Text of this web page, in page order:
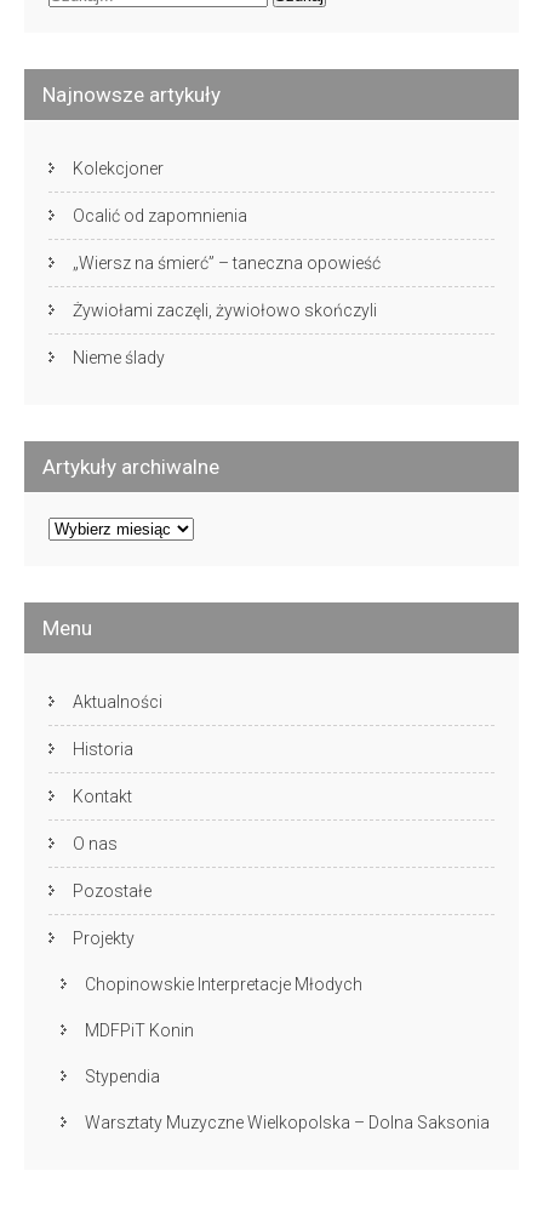
Najnowsze artykuły
Kolekcjoner
Ocalić od zapomnienia
„Wiersz na śmierć” – taneczna opowieść
Żywiołami zaczęli, żywiołowo skończyli
Nieme ślady
Artykuły archiwalne
Artykuły
Menu
Aktualności
Historia
Kontakt
O nas
Pozostałe
Projekty
Chopinowskie Interpretacje Młodych
MDFPiT Konin
Stypendia
Warsztaty Muzyczne Wielkopolska – Dolna Saksonia